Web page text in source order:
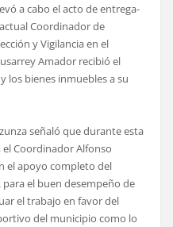
a cabo el acto de entrega-
Coordinador de
y Vigilancia en el
Amador recibió el
los bienes inmuebles a su
señaló que durante esta
Coordinador Alfonso
el apoyo completo del
el buen desempeño de
el trabajo en favor del
del municipio como lo